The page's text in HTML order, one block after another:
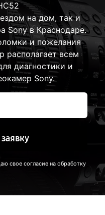
на дом, так и
Sony в Краснодаре.
и пожелания
располагает всем
диагностики и
Sony.
свое согласие на обработку